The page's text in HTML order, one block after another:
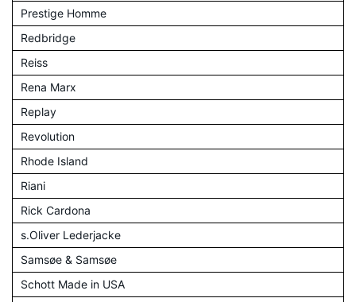
Prestige Homme
Redbridge
Reiss
Rena Marx
Replay
Revolution
Rhode Island
Riani
Rick Cardona
s.Oliver Lederjacke
Samsøe & Samsøe
Schott Made in USA